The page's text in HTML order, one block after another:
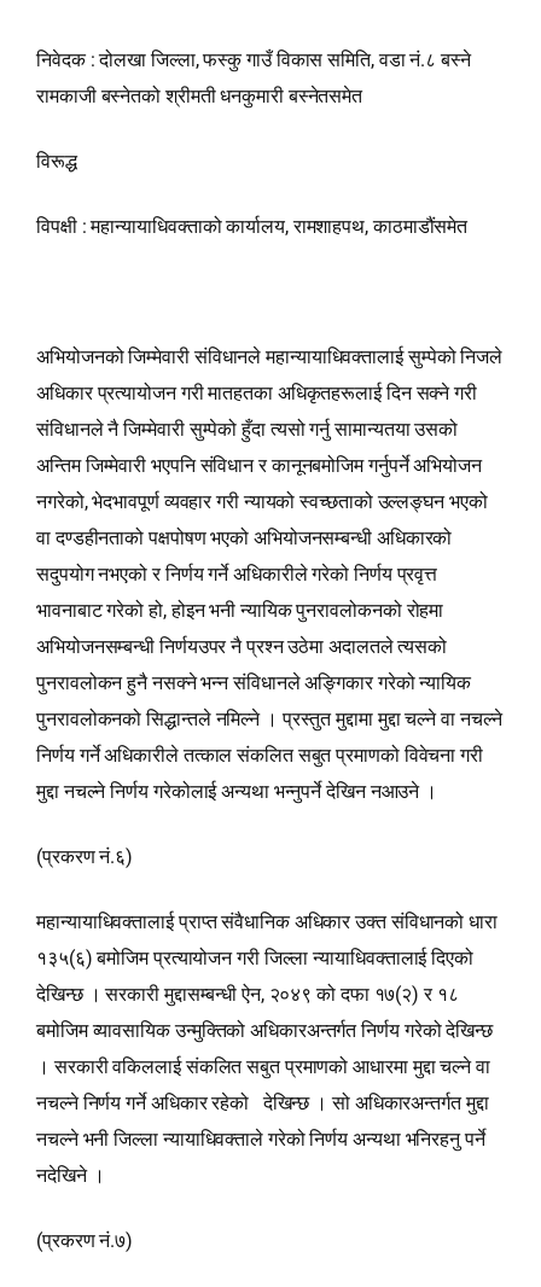
निवेदक : दोलखा जिल्ला, फस्कु गाउँ विकास समिति, वडा नं.८ बस्ने
रामकाजी बस्नेतको श्रीमती धनकुमारी बस्नेतसमेत
विरूद्ध
विपक्षी : महान्यायाधिवक्ताको कार्यालय, रामशाहपथ, काठमाडौंसमेत
अभियोजनको जिम्मेवारी संविधानले महान्यायाधिवक्तालाई सुम्पेको निजले
अधिकार प्रत्यायोजन गरी मातहतका अधिकृतहरूलाई दिन सक्ने गरी
संविधानले नै जिम्मेवारी सुम्पेको हुँदा त्यसो गर्नु सामान्यतया उसको
अन्तिम जिम्मेवारी भएपनि संविधान र कानूनबमोजिम गर्नुपर्ने अभियोजन
नगरेको, भेदभावपूर्ण व्यवहार गरी न्यायको स्वच्छताको उल्लङ्घन भएको
वा दण्डहीनताको पक्षपोषण भएको अभियोजनसम्बन्धी अधिकारको
सदुपयोग नभएको र निर्णय गर्ने अधिकारीले गरेको निर्णय प्रवृत्त
भावनाबाट गरेको हो, होइन भनी न्यायिक पुनरावलोकनको रोहमा
अभियोजनसम्बन्धी निर्णयउपर नै प्रश्न उठेमा अदालतले त्यसको
पुनरावलोकन हुनै नसक्ने भन्न संविधानले अङ्गिकार गरेको न्यायिक
पुनरावलोकनको सिद्धान्तले नमिल्ने । प्रस्तुत मुद्दामा मुद्दा चल्ने वा नचल्ने
निर्णय गर्ने अधिकारीले तत्काल संकलित सबुत प्रमाणको विवेचना गरी
मुद्दा नचल्ने निर्णय गरेकोलाई अन्यथा भन्‍नुपर्ने देखिन नआउने ।
(प्रकरण नं.६)
महान्यायाधिवक्तालाई प्राप्‍त संवैधानिक अधिकार उक्त संविधानको धारा
१३५(६) बमोजिम प्रत्यायोजन गरी जिल्ला न्यायाधिवक्तालाई दिएको
देखिन्छ । सरकारी मुद्दासम्बन्धी ऐन, २०४९ को दफा १७(२) र १८
बमोजिम व्यावसायिक उन्मुक्तिको अधिकारअन्तर्गत निर्णय गरेको देखिन्छ
। सरकारी वकिललाई संकलित सबुत प्रमाणको आधारमा मुद्दा चल्ने वा
नचल्ने निर्णय गर्ने अधिकार रहेको देखिन्छ । सो अधिकारअन्तर्गत मुद्दा
नचल्ने भनी जिल्ला न्यायाधिवक्ताले गरेको निर्णय अन्यथा भनिरहनु पर्ने
नदेखिने ।
(प्रकरण नं.७)